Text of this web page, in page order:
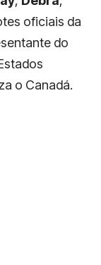
oficiais da
do
o Canadá.